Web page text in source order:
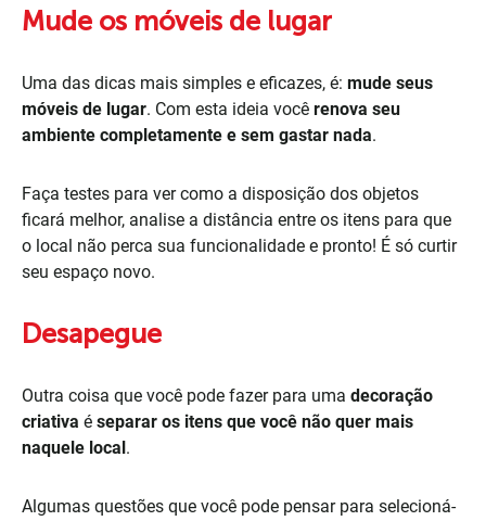
Mude os móveis de lugar
Uma das dicas mais simples e eficazes, é: mude seus
móveis de lugar. Com esta ideia você renova seu
ambiente completamente e sem gastar nada.
Faça testes para ver como a disposição dos objetos
ficará melhor, analise a distância entre os itens para que
o local não perca sua funcionalidade e pronto! É só curtir
seu espaço novo.
Desapegue
Outra coisa que você pode fazer para uma decoração
criativa é separar os itens que você não quer mais
naquele local.
Algumas questões que você pode pensar para selecioná-